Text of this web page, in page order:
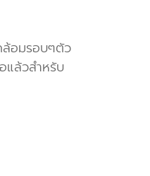
ล้อมรอบๆตัว
แล้วสำหรับ